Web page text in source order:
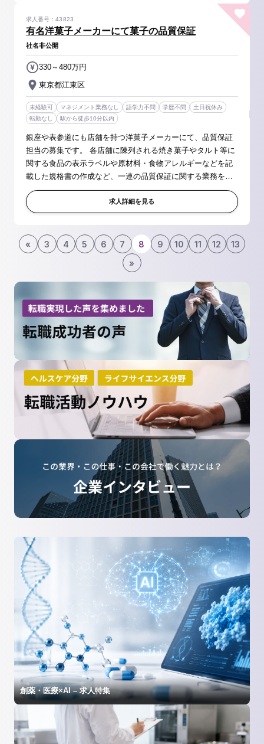
有名洋菓子メーカーにて菓子の品質保証
求人番号：43823
社名非公開
東京都江東区
330～480万円
未経験可 マネジメント業務なし 語学力不問 学歴不問
土日祝休み
転勤なし
駅から徒歩10分以内
銀座や表参道にも店舗を持つ洋菓子メーカーにて、品質保証
担当の募集です。 各店舗に陳列される焼き菓子やタルト等に
関する食品の表示ラベルや原材料・食物アレルギーなどを記
載した規格書の作成など、一連の品質保証に関する業務をお
任せいたします。 【具体的には】 ・洋菓子の規格書からアレ
ルゲンを確認しプ...
求人詳細を見る
« 3 4 5 6 7 8 9 10 11 12
13
»
創薬・医療×AI – 求人特集